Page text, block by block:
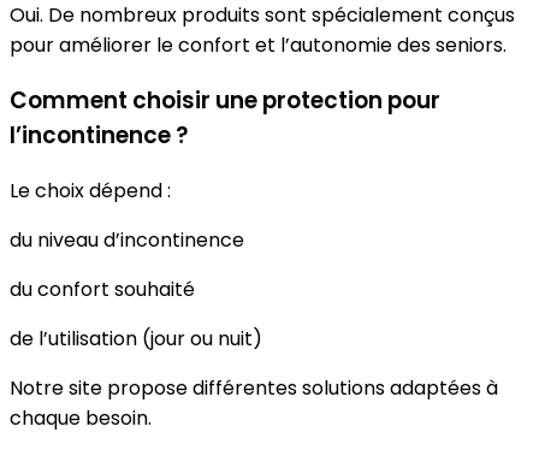
Oui. De nombreux produits sont spécialement conçus
pour améliorer le confort et l’autonomie des seniors.
Comment choisir une protection pour
l’incontinence ?
Le choix dépend :
du niveau d’incontinence
du confort souhaité
de l’utilisation (jour ou nuit)
Notre site propose différentes solutions adaptées à
chaque besoin.